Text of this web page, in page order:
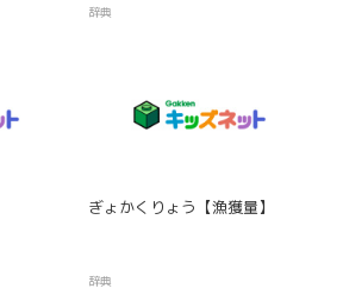
辞典
ぎょかくりょう【漁獲量】
辞典